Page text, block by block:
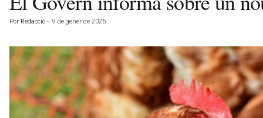
Por Redacció - 9 de gener de 2026